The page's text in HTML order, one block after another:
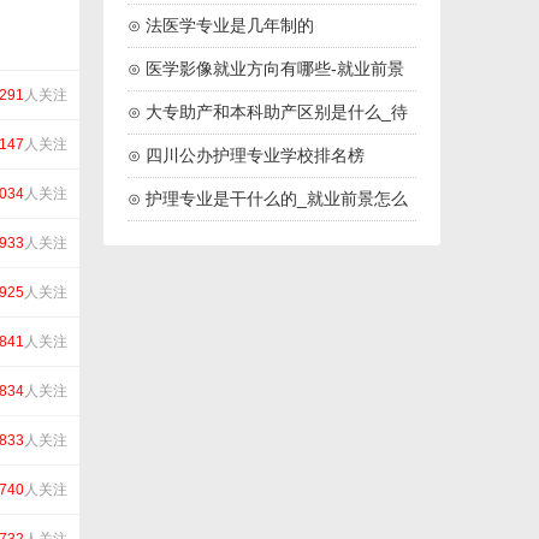
人关注
人关注
人关注
人关注
人关注
人关注
人关注
人关注
人关注
学校名单
⊙ 法医学专业是几年制的
⊙ 医学影像就业方向有哪些-就业前景
怎么样
⊙ 大专助产和本科助产区别是什么_待
遇一样吗
⊙ 四川公办护理专业学校排名榜
（2024最新）
⊙ 护理专业是干什么的_就业前景怎么